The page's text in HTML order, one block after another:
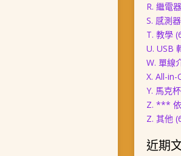
R. 繼電器
S. 感測器
T. 教學
U. USB
W. 單線
X. All-in-
Y. 馬克杯
Z. ***
Z. 其他
近期